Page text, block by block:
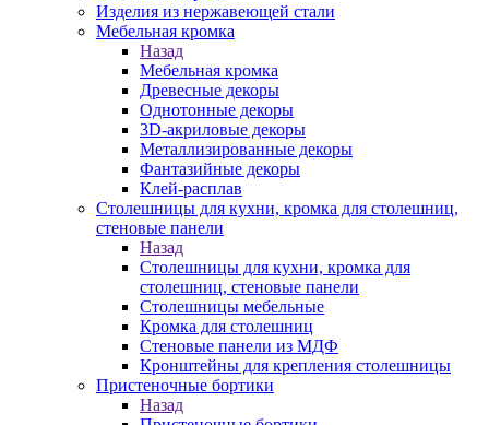
Изделия из нержавеющей стали
Мебельная кромка
Назад
Мебельная кромка
Древесные декоры
Однотонные декоры
3D-акриловые декоры
Металлизированные декоры
Фантазийные декоры
Клей-расплав
Столешницы для кухни, кромка для столешниц,
стеновые панели
Назад
Столешницы для кухни, кромка для
столешниц, стеновые панели
Столешницы мебельные
Кромка для столешниц
Стеновые панели из МДФ
Кронштейны для крепления столешницы
Пристеночные бортики
Назад